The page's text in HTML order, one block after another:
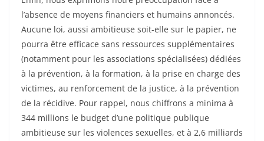
l’absence de moyens financiers et humains annoncés.
Aucune loi, aussi ambitieuse soit-elle sur le papier, ne
pourra être efficace sans ressources supplémentaires
(notamment pour les associations spécialisées) dédiées
à la prévention, à la formation, à la prise en charge des
victimes, au renforcement de la justice, à la prévention
de la récidive. Pour rappel, nous chiffrons a minima à
344 millions le budget d’une politique publique
ambitieuse sur les violences sexuelles, et à 2,6 milliards